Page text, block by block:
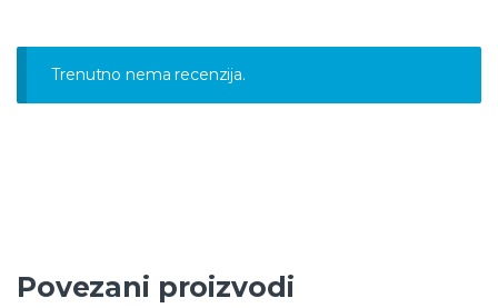
Trenutno nema recenzija.
Povezani proizvodi